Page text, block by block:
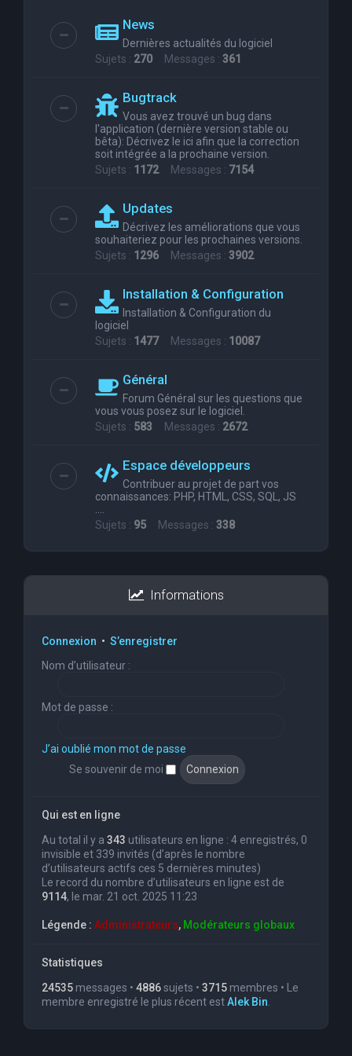
News
Dernières actualités du logiciel
Sujets : 270 Messages : 361
Bugtrack
Vous avez trouvé un bug dans
l'application (dernière version stable ou
bêta): Décrivez le ici afin que la correction
soit intégrée a la prochaine version.
Sujets : 1172Messages : 7154
Updates
Décrivez les améliorations que vous
souhaiteriez pour les prochaines versions.
Sujets : 1296 Messages : 3902
Installation & Configuration
Installation & Configuration du
logiciel
Sujets : 1477Messages : 10087
Général
Forum Général sur les questions que
vous vous posez sur le logiciel.
Sujets : 583 Messages : 2672
Espace développeurs
Contribuer au projet de part vos
connaissances: PHP, HTML, CSS, SQL, JS
....
Sujets : 95 Messages : 338
Informations
Connexion • S’enregistrer
Nom d’utilisateur :
Mot de passe :
J’ai oublié mon mot de passe
Se souvenir de moi
Qui est en ligne
Au total il y a 343 utilisateurs en ligne : 4 enregistrés, 0
invisible et 339 invités (d’après le nombre
d’utilisateurs actifs ces 5 dernières minutes)
Le record du nombre d’utilisateurs en ligne est de
9114, le mar. 21 oct. 2025 11:23
Légende : Administrateurs, Modérateurs globaux
Statistiques
24535 messages • 4886sujets • 3715 membres • Le
membre enregistré le plus récent estAlek Bin.